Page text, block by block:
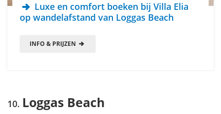
Luxe en comfort boeken bij Villa Elia
op wandelafstand van Loggas Beach
INFO & PRIJZEN
Loggas Beach